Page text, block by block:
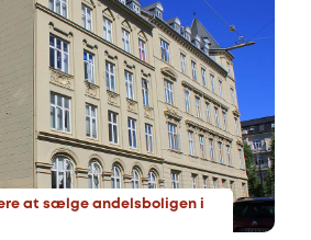
at sælge andelsboligen i